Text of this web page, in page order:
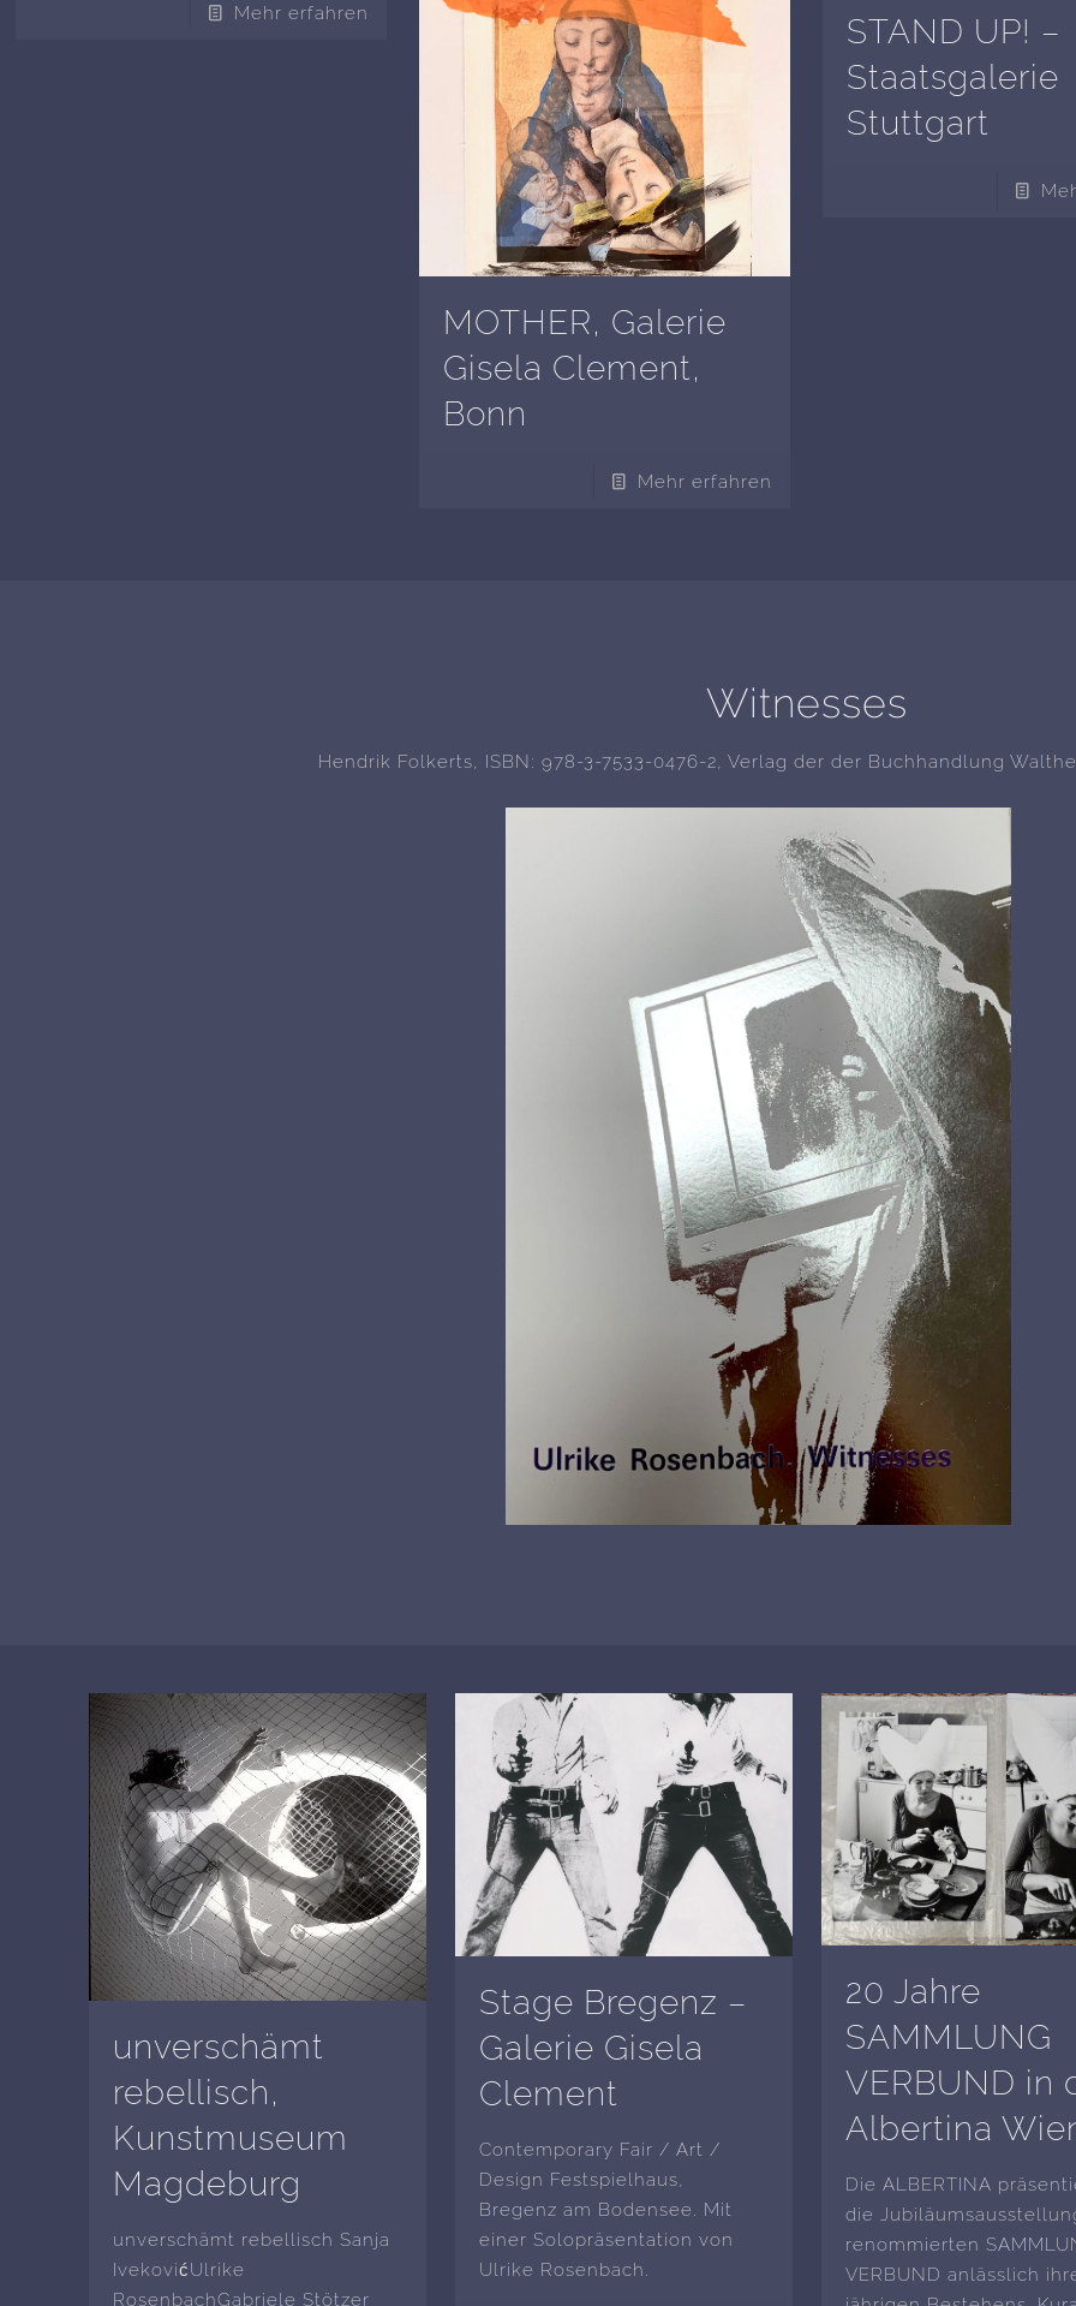
Mehr erfahren
STAND UP! –
Staatsgalerie
Stuttgart
MOTHER, Galerie
Gisela Clement,
Bonn
Mehr erfahren
Witnesses
Hendrik Folkerts, ISBN: 978-3-7533-0476-2, Verlag der der Buchhandlung
unverschämt
rebellisch,
Kunstmuseum
Magdeburg
unverschämt rebellisch Sanja
IvekovićUlrike
RosenbachGabriele Stötzer
Stage Bregenz –
Galerie Gisela
Clement
Contemporary Fair / Art /
Design Festspielhaus,
Bregenz am Bodensee. Mit
einer Solopräsentation von
Ulrike Rosenbach.
20 Jahre
SAMMLUNG
VERBUND in
Albertina
Die ALBERTINA
die
renommierten
VERBUND anlässlich